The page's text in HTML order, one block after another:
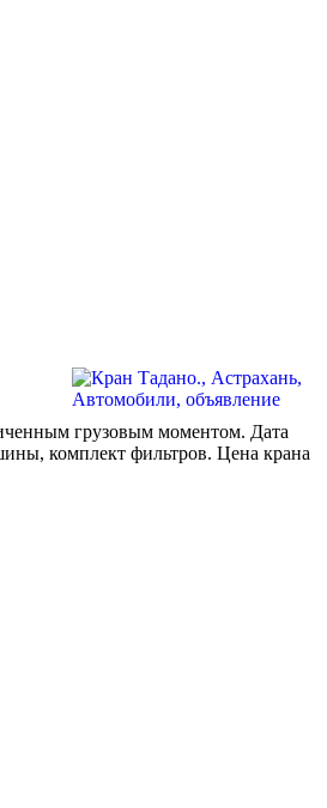
грузовым моментом. Дата
комплект фильтров. Цена крана